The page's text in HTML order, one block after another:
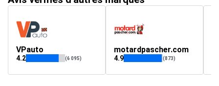
VPauto
4.2 (6 095)
motardpascher.com
4.9 (873)